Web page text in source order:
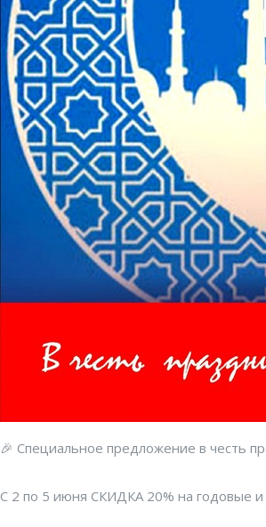
🎉 Специальное предложение в честь
С 2 по 5 июня СКИДКА 20% на годовые